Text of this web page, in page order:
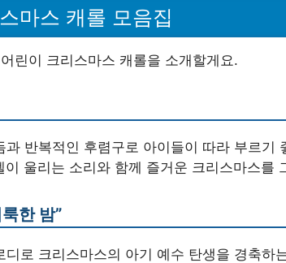
마스 캐롤 모음집
린이 크리스마스 캐롤을 소개할게요.
과 반복적인 후렴구로 아이들이 따라 부르기
이 울리는 소리와 함께 즐거운 크리스마스를
한 밤”
디로 크리스마스의 아기 예수 탄생을 경축하